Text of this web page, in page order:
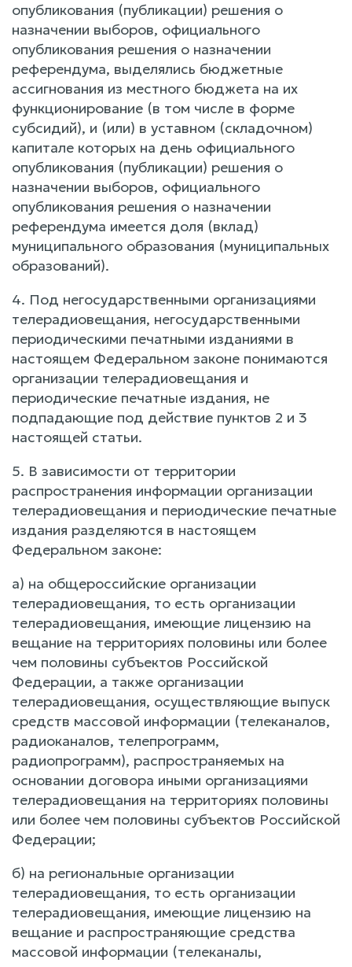
опубликования (публикации) решения о
назначении выборов, официального
опубликования решения о назначении
референдума, выделялись бюджетные
ассигнования из местного бюджета на их
функционирование (в том числе в форме
субсидий), и (или) в уставном (складочном)
капитале которых на день официального
опубликования (публикации) решения о
назначении выборов, официального
опубликования решения о назначении
референдума имеется доля (вклад)
муниципального образования (муниципальных
образований).
4. Под негосударственными организациями
телерадиовещания, негосударственными
периодическими печатными изданиями в
настоящем Федеральном законе понимаются
организации телерадиовещания и
периодические печатные издания, не
подпадающие под действие пунктов 2 и 3
настоящей статьи.
5. В зависимости от территории
распространения информации организации
телерадиовещания и периодические печатные
издания разделяются в настоящем
Федеральном законе:
а) на общероссийские организации
телерадиовещания, то есть организации
телерадиовещания, имеющие лицензию на
вещание на территориях половины или более
чем половины субъектов Российской
Федерации, а также организации
телерадиовещания, осуществляющие выпуск
средств массовой информации (телеканалов,
радиоканалов, телепрограмм,
радиопрограмм), распространяемых на
основании договора иными организациями
телерадиовещания на территориях половины
или более чем половины субъектов Российской
Федерации;
б) на региональные организации
телерадиовещания, то есть организации
телерадиовещания, имеющие лицензию на
вещание и распространяющие средства
массовой информации (телеканалы,